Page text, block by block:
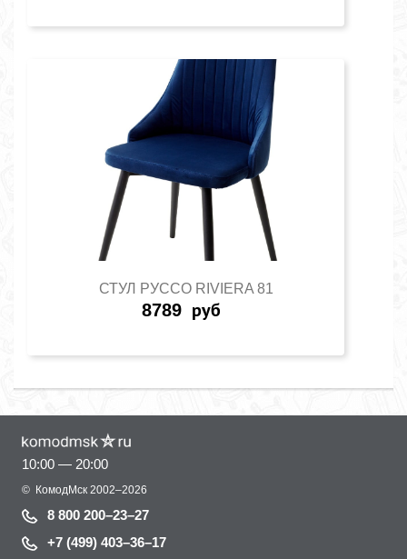
СТУЛ РУССО RIVIERA 81
8789 руб
10:00 — 20:00
© КомодМск 2002–2026
8 800 200–23–27
+7 (499) 403–36–17